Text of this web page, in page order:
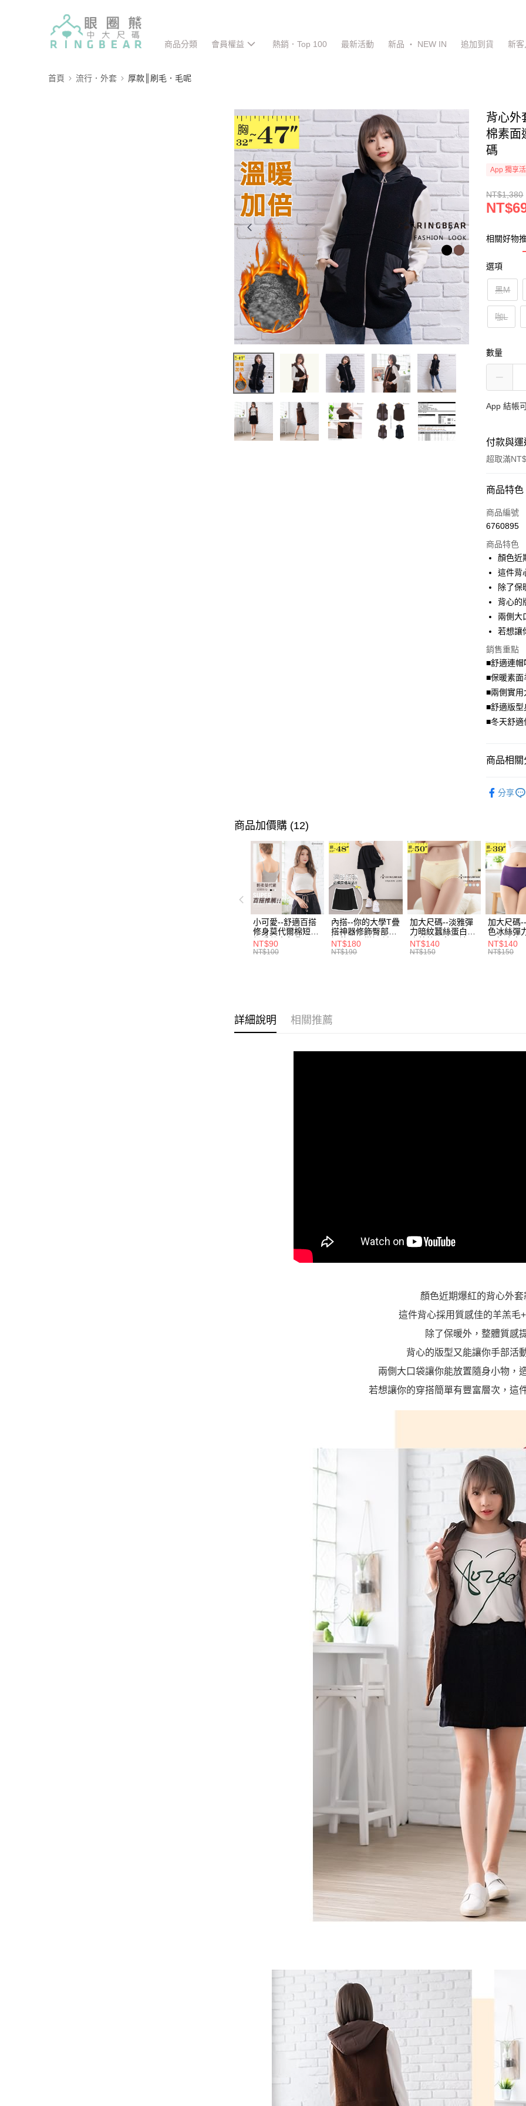
商品分類 會員權益 熱銷．Top 100 最新活動 新品 ‧ NEW IN 追加到貨 新客
首頁 流行．外套 厚款║刷毛．毛呢
背心外
棉素面
碼
App 獨享
NT$1,380
相關好物
選項
黑M
咖L
數量
App 結帳
付款與運
超取滿
付款方式
信用卡一次
LINE Pay
Apple Pay
街口支付
悠遊付
全盈+PAY
大哥付你
相關說明
【大哥付
1.本服務
3.實際核
無法說明
帳／街口
【注意事
1.本服務
用戶於交
款買賣價
2.基於同
資料（包
用，由本
3.完整用戶
AFTEE先
AFTEE先
便利好安
２．便利
３．安心
１．於結
付」結帳
２．訂單
３．收到
／ATM／
※ 請注意
絡購買商
先享後付
※ 交易是
是否繳費
付客戶支
【注意事項
４．使用
運送方式
付款後全
每筆
7-11取貨
每筆
付款後7-
每筆
商品特色
商品編號
6760895
商品特色
顏色近
這件背
除了保
背心的
兩側大
若想讓
銷售重點
■舒適連帽
■保暖素面
■兩側實用
■舒適版型
■冬天舒適
商品相關
分享
商品加價購 (12)
小可愛--舒適百搭
修身莫代爾棉短版
細肩帶素色背心
(白.黑.灰L-2L)-
NT$90
NT$100
內搭--你的大學T疊
搭神器修飾臀部下
擺萬用內搭裙/遮臀
裙(黑2L-6L)-Q155
NT$180
NT$190
加大尺碼--淡雅彈
力暗紋蠶絲蛋白無
痕蕾絲三角內褲
(白.粉.藍.黃XL-
NT$140
NT$150
加大尺碼
色冰絲彈
臀無痕中
褲(黑.紅.
NT$140
NT$150
詳細說明 相關推薦
顏色近期爆紅的背心外套
這件背心採用質感佳的羊羔毛
除了保暖外，整體質感
背心的版型又能讓你手部活
兩側大口袋讓你能放置隨身小物，
若想讓你的穿搭簡單有豐富層次，這